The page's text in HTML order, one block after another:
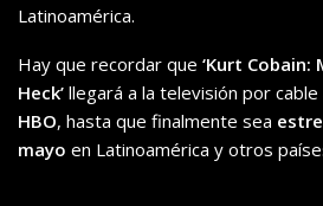
Latinoamérica.
Hay que recordar que ‘Kurt
Heck’ llegará a la televisión por
HBO, hasta que finalmente sea
mayo en Latinoamérica y otros